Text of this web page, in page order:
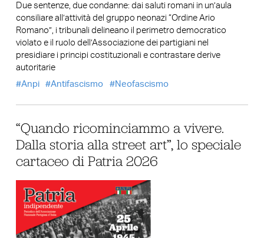
Due sentenze, due condanne: dai saluti romani in un’aula
consiliare all’attività del gruppo neonazi “Ordine Ario
Romano”, i tribunali delineano il perimetro democratico
violato e il ruolo dell’Associazione dei partigiani nel
presidiare i principi costituzionali e contrastare derive
autoritarie
Anpi
Antifascismo Neofascismo
“Quando ricominciammo a vivere.
Dalla storia alla street art”, lo speciale
cartaceo di Patria 2026